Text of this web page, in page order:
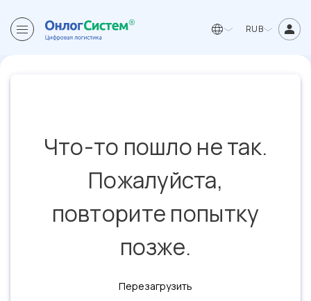
RUB
Что-то пошло не так.
Пожалуйста,
повторите попытку
позже.
Перезагрузить